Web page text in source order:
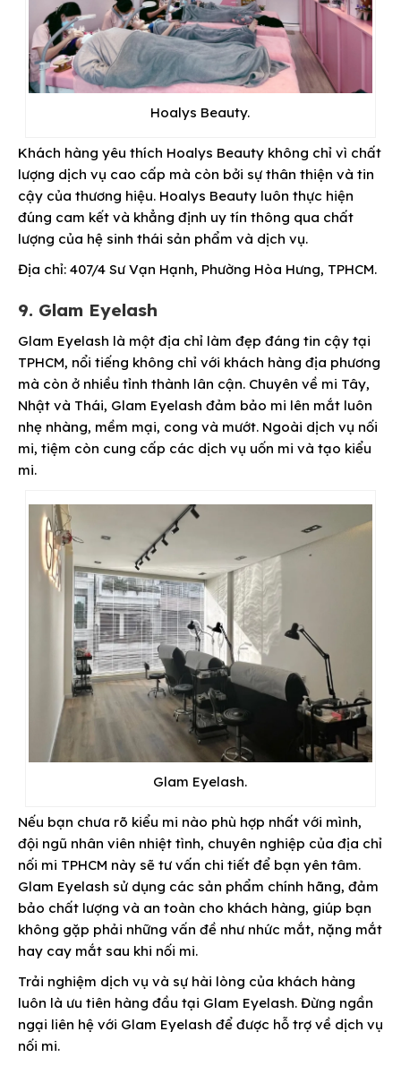
Hoalys Beauty.
Khách hàng yêu thích Hoalys Beauty không chỉ vì chất
lượng dịch vụ cao cấp mà còn bởi sự thân thiện và tin
cậy của thương hiệu. Hoalys Beauty luôn thực hiện
đúng cam kết và khẳng định uy tín thông qua chất
lượng của hệ sinh thái sản phẩm và dịch vụ.
Địa chỉ: 407/4 Sư Vạn Hạnh, Phường Hòa Hưng, TPHCM.
9. Glam Eyelash
Glam Eyelash là một địa chỉ làm đẹp đáng tin cậy tại
TPHCM, nổi tiếng không chỉ với khách hàng địa phương
mà còn ở nhiều tỉnh thành lân cận. Chuyên về mi Tây,
Nhật và Thái, Glam Eyelash đảm bảo mi lên mắt luôn
nhẹ nhàng, mềm mại, cong và mướt. Ngoài dịch vụ nối
mi, tiệm còn cung cấp các dịch vụ uốn mi và tạo kiểu
mi.
Glam Eyelash.
Nếu bạn chưa rõ kiểu mi nào phù hợp nhất với mình,
đội ngũ nhân viên nhiệt tình, chuyên nghiệp của địa chỉ
nối mi TPHCM này sẽ tư vấn chi tiết để bạn yên tâm.
Glam Eyelash sử dụng các sản phẩm chính hãng, đảm
bảo chất lượng và an toàn cho khách hàng, giúp bạn
không gặp phải những vấn đề như nhức mắt, nặng mắt
hay cay mắt sau khi nối mi.
Trải nghiệm dịch vụ và sự hài lòng của khách hàng
luôn là ưu tiên hàng đầu tại Glam Eyelash. Đừng ngần
ngại liên hệ với Glam Eyelash để được hỗ trợ về dịch vụ
nối mi.